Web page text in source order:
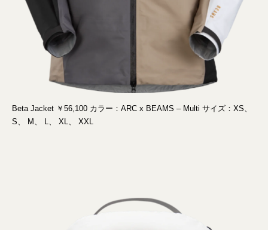
Beta Jacket ￥56,100 カラー：ARC x BEAMS – Multi サイズ：XS、
S、 M、 L、 XL、 XXL